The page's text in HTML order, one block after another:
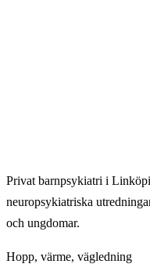
Privat barnpsykiatri i
neuropsykiatriska
och ungdomar.
Hopp, värme, vägledning